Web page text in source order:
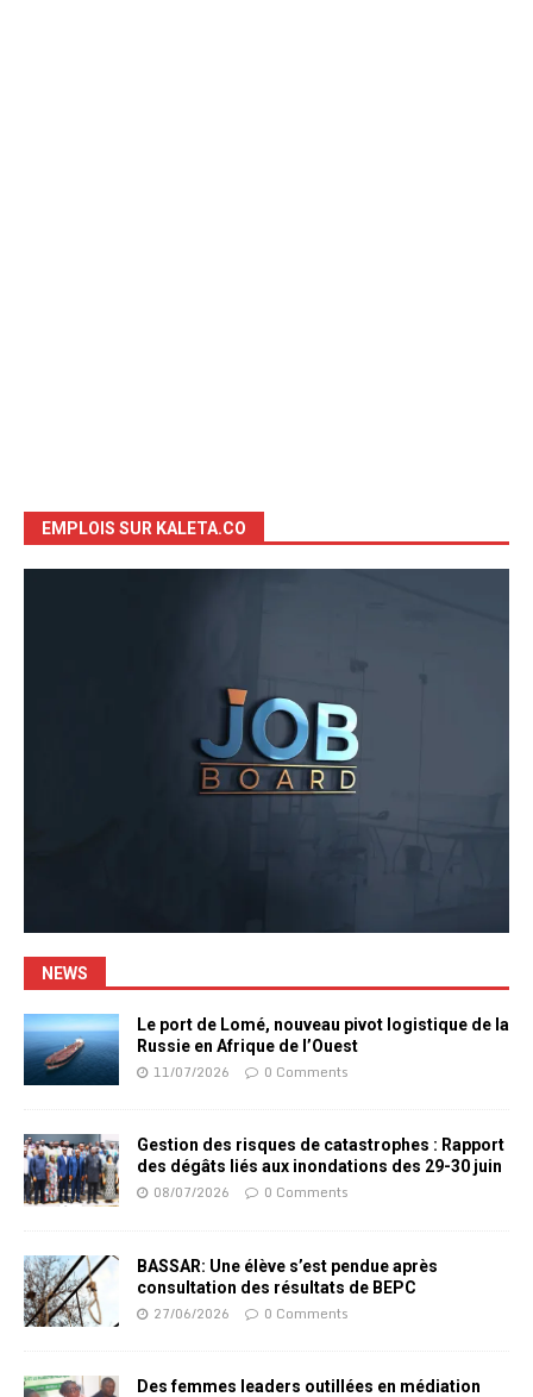
EMPLOIS SUR KALETA.CO
NEWS
Le port de Lomé, nouveau pivot logistique de la
Russie en Afrique de l’Ouest
11/07/2026 0 Comments
Gestion des risques de catastrophes : Rapport
des dégâts liés aux inondations des 29-30 juin
08/07/2026 0 Comments
BASSAR: Une élève s’est pendue après
consultation des résultats de BEPC
27/06/2026 0 Comments
Des femmes leaders outillées en médiation